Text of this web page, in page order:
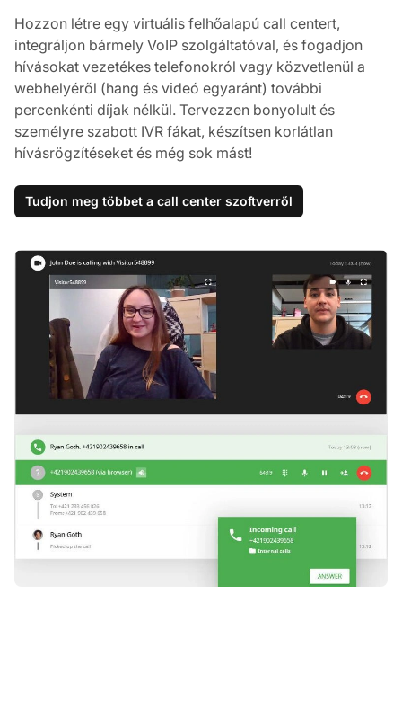
Hozzon létre egy virtuális felhőalapú call centert,
integráljon bármely VoIP szolgáltatóval, és fogadjon
hívásokat vezetékes telefonokról vagy közvetlenül a
webhelyéről (hang és videó egyaránt) további
percenkénti díjak nélkül. Tervezzen bonyolult és
személyre szabott IVR fákat, készítsen korlátlan
hívásrögzítéseket és még sok mást!
Tudjon meg többet a call center szoftverről